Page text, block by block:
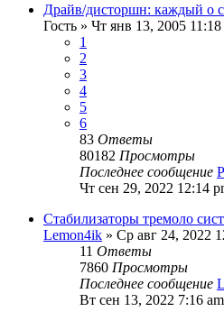
Драйв/дисторшн: каждый о
Гость » Чт янв 13, 2005 11:18
1
2
3
4
5
6
83 Ответы
80182 Просмотры
Последнее сообщение
Чт сен 29, 2022 12:14
Стабилизаторы тремоло
Lemon4ik » Ср авг 24, 2022
11 Ответы
7860 Просмотры
Последнее сообщение
Вт сен 13, 2022 7:16 am